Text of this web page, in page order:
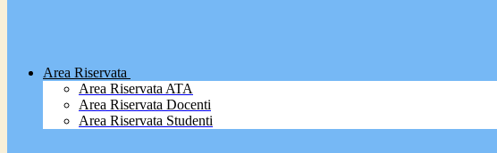
Area Riservata
Area Riservata ATA
Area Riservata Docenti
Area Riservata Studenti